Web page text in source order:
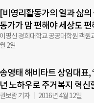
[비영리활동가의 일과 삶
동가가 맘 편해야 세상도
이명신 경희대학교 공공대학원 객원
월 2일
송영태 해비타트 상임대표,
년 노하우로 주거복지 혁신
권보람 기자 2016년 4월 12일